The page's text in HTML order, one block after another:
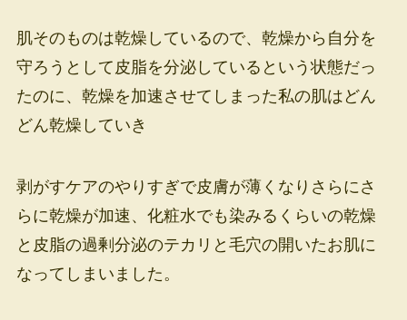
肌そのものは乾燥しているので、乾燥から自分を
守ろうとして皮脂を分泌しているという状態だっ
たのに、乾燥を加速させてしまった私の肌はどん
どん乾燥していき
剥がすケアのやりすぎで皮膚が薄くなりさらにさ
らに乾燥が加速、化粧水でも染みるくらいの乾燥
と皮脂の過剰分泌のテカリと毛穴の開いたお肌に
なってしまいました。